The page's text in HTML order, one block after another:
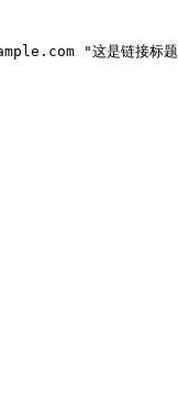
"这是链接标题